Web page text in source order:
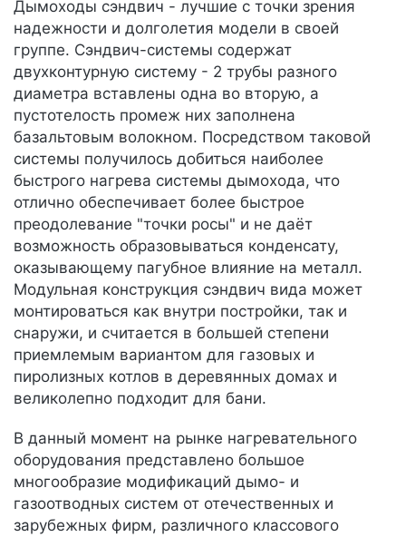
Дымоходы сэндвич - лучшие с точки зрения
надежности и долголетия модели в своей
группе. Сэндвич-системы содержат
двухконтурную систему - 2 трубы разного
диаметра вставлены одна во вторую, а
пустотелость промеж них заполнена
базальтовым волокном. Посредством таковой
системы получилось добиться наиболее
быстрого нагрева системы дымохода, что
отлично обеспечивает более быстрое
преодолевание "точки росы" и не даёт
возможность образовываться конденсату,
оказывающему пагубное влияние на металл.
Модульная конструкция сэндвич вида может
монтироваться как внутри постройки, так и
снаружи, и считается в большей степени
приемлемым вариантом для газовых и
пиролизных котлов в деревянных домах и
великолепно подходит для бани.
В данный момент на рынке нагревательного
оборудования представлено большое
многообразие модификаций дымо- и
газоотводных систем от отечественных и
зарубежных фирм, различного классового